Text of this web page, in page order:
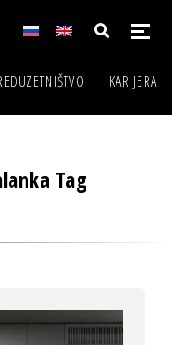
KARIJERA
Tag